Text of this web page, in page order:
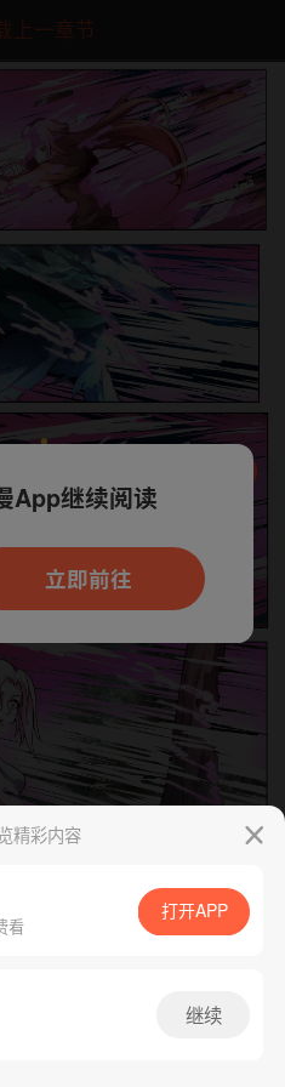
上一章节
App免费看
腾漫App免费看
精彩内容
看
打开APP
继续
读，可打开App新用
免费看
App继续阅读
立即前往